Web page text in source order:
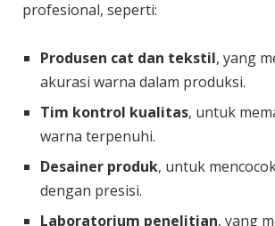
profesional, seperti:
Produsen cat dan tekstil, yang
akurasi warna dalam produksi.
Tim kontrol kualitas, untuk
warna terpenuhi.
Desainer produk, untuk
dengan presisi.
Laboratorium penelitian, yang